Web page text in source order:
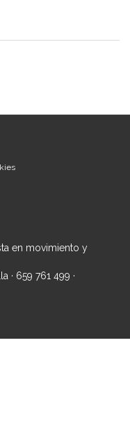
en movimiento y
· 659 761 499 ·